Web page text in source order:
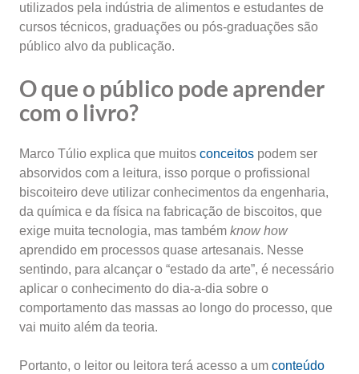
utilizados pela indústria de alimentos e estudantes de
cursos técnicos, graduações ou pós-graduações são
público alvo da publicação.
O que o público pode aprender
com o livro?
Marco Túlio explica que muitos conceitos podem ser
absorvidos com a leitura, isso porque o profissional
biscoiteiro deve utilizar conhecimentos da engenharia,
da química e da física na fabricação de biscoitos, que
exige muita tecnologia, mas também know how
aprendido em processos quase artesanais. Nesse
sentindo, para alcançar o “estado da arte”, é necessário
aplicar o conhecimento do dia-a-dia sobre o
comportamento das massas ao longo do processo, que
vai muito além da teoria.
Portanto, o leitor ou leitora terá acesso a um conteúdo